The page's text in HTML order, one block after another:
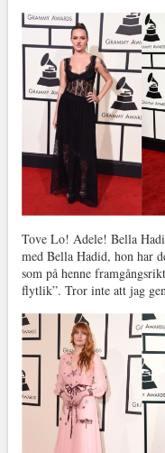
Tove Lo! Adele! Bella
med Bella Hadid, hon har
som på henne
flytlik”. Tror inte att jag